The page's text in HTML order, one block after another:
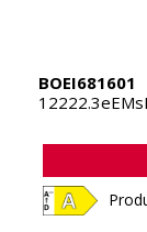
BOEI681601